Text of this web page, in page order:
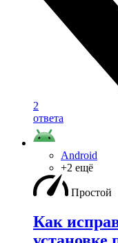
2
ответа
Android
+2 ещё
Простой
Как